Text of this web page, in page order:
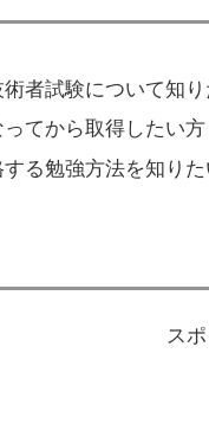
者試験について知
てから取得したい方
る勉強方法を知り
ス